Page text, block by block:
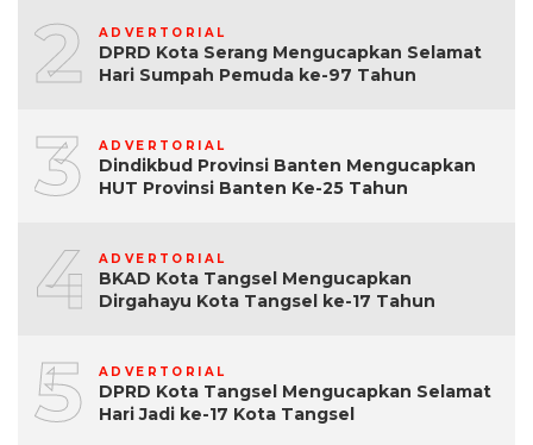
2 ADVERTORIAL
DPRD Kota Serang Mengucapkan Selamat
Hari Sumpah Pemuda ke-97 Tahun
3 ADVERTORIAL
Dindikbud Provinsi Banten Mengucapkan
HUT Provinsi Banten Ke-25 Tahun
4 ADVERTORIAL
BKAD Kota Tangsel Mengucapkan
Dirgahayu Kota Tangsel ke-17 Tahun
5 ADVERTORIAL
DPRD Kota Tangsel Mengucapkan Selamat
Hari Jadi ke-17 Kota Tangsel